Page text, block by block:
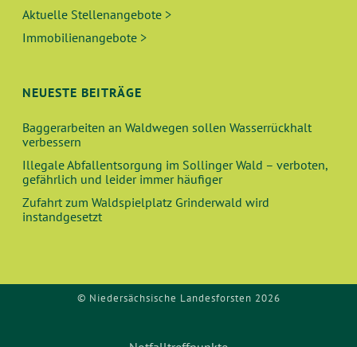
Aktuelle Stellenangebote >
Immobilienangebote >
NEUESTE BEITRÄGE
Baggerarbeiten an Waldwegen sollen Wasserrückhalt
verbessern
Illegale Abfallentsorgung im Sollinger Wald – verboten,
gefährlich und leider immer häufiger
Zufahrt zum Waldspielplatz Grinderwald wird
instandgesetzt
© Niedersächsische Landesforsten 2026